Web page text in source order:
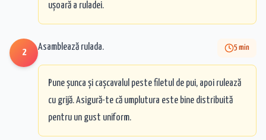
ușoară a ruladei.
2
Asamblează rulada. 5 min
Pune șunca și cașcavalul peste filetul de pui, apoi rulează
cu grijă. Asigură-te că umplutura este bine distribuită
pentru un gust uniform.